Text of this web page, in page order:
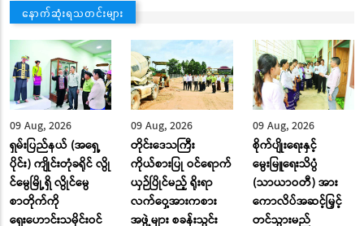
နောက်ဆုံးရသတင်းများ
09 Aug, 2026
ရှမ်းပြည်နယ် (အရှေ့
ပိုင်း) ကျိုင်းတုံခရိုင် လွို
င်မွေမြို့ရှိ လွိုင်မွေ
စာတိုက်ကို
ရှေးဟောင်းသမိုင်းဝင်
09 Aug, 2026
တိုင်းဒေသကြီး
ကိုယ်စားပြု ဝင်ရောက်
ယှဉ်ပြိုင်မည့် ရိုးရာ
လက်ဝှေ့အားကစား
အဖွဲ့များ စခန်းသွင်း
09 Aug, 2026
စိုက်ပျိုးရေးနှင့်
မွေးမြူရေးသိပ္ပံ
(သာယာဝတီ) အား
ကောလိပ်အဆင့်မြှင့်
တင်သွားမည်